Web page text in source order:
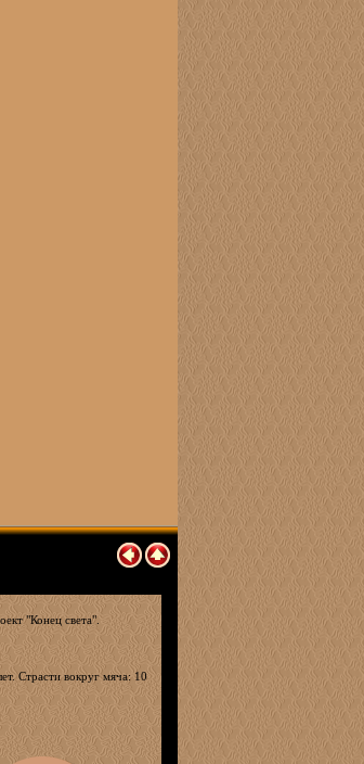
"Конец света".
Страсти вокруг мяча: 10